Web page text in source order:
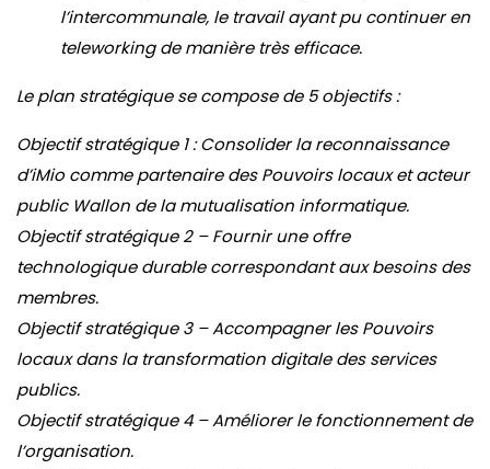
l’intercommunale, le travail ayant pu continuer en
teleworking de manière très efficace.
Le plan stratégique se compose de 5 objectifs :
Objectif stratégique 1 : Consolider la reconnaissance
d’iMio comme partenaire des Pouvoirs locaux et acteur
public Wallon de la mutualisation informatique.
Objectif stratégique 2 – Fournir une offre
technologique durable correspondant aux besoins des
membres.
Objectif stratégique 3 – Accompagner les Pouvoirs
locaux dans la transformation digitale des services
publics.
Objectif stratégique 4 – Améliorer le fonctionnement de
l’organisation.